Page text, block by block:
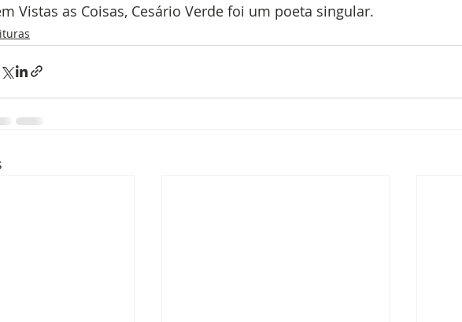
Vistas as Coisas, Cesário Verde foi um poeta singular.